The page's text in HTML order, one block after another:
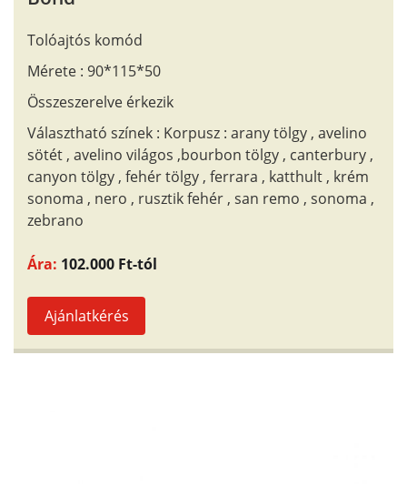
Tolóajtós komód
Mérete : 90*115*50
Összeszerelve érkezik
Választható színek : Korpusz : arany tölgy , avelino
sötét , avelino világos ,bourbon tölgy , canterbury ,
canyon tölgy , fehér tölgy , ferrara , katthult , krém
sonoma , nero , rusztik fehér , san remo , sonoma ,
zebrano
Ára: 102.000 Ft-tól
Ajánlatkérés